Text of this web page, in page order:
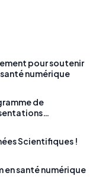
pour soutenir
numérique
de
Scientifiques !
en santé numérique